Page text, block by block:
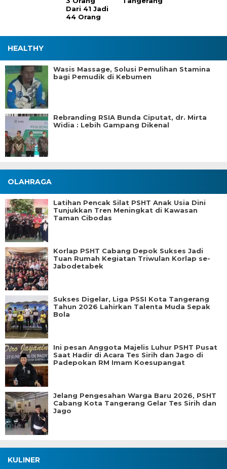
Dari 41 Jadi
44 Orang
HEALTHY
Wasis Massage, Solusi Pemulihan Stamina
bagi Pemudik di Kebumen
Rebranding RSIA Bunda Ciputat, dr. Mirta
Widia : Lebih Gampang Dikenal
OLAHRAGA
Latihan Pencak Silat PSHT Anak Usia Dini
Tunjukkan Tren Meningkat di Kawasan
Taman Cibodas
Korlap PSHT Cabang Depok Sukses Jadi
Tuan Rumah Kegiatan Triwulan Korlap se-
Jabodetabek
Sukses Digelar, Liga PSSI Kota Tangerang
Tahun 2026 Lahirkan Talenta Muda Sepak
Bola
Ini pesan Anggota Majelis Luhur PSHT Pusat
Saat Hadir di Acara Tes Sirih dan Jago di
Padepokan RM Imam Koesupangat
Jelang Pengesahan Warga Baru 2026, PSHT
Cabang Kota Tangerang Gelar Tes Sirih dan
Jago
KULINER